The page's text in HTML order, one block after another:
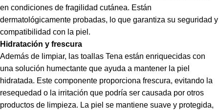
en condiciones de fragilidad cutánea. Están
dermatológicamente probadas, lo que garantiza su seguridad y
compatibilidad con la piel.
Hidratación y frescura
Además de limpiar, las toallas Tena están enriquecidas con
una solución humectante que ayuda a mantener la piel
hidratada. Este componente proporciona frescura, evitando la
resequedad o la irritación que podría ser causada por otros
productos de limpieza. La piel se mantiene suave y protegida,